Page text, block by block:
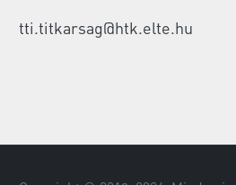
tti.titkarsag@htk.elte.hu